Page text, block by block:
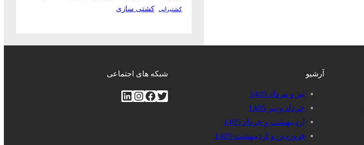
کشتیرانی کشتی سازی
آرشیو
تیر و مرداد 1405
خرداد و تیر 1405
اردیبهشت و خرداد 1405
فروردین و اردیبهشت 1405
شبکه های اجتماعی
توییتر فیس‌بوکاینستاگرم لینکداین